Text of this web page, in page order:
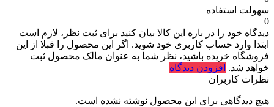
سهولت استفاده
0
دیدگاه خود را در باره این کالا بیان کنید برای ثبت نظر، لازم است
ابتدا وارد حساب کاربری خود شوید. اگر این محصول را قبلا از این
فروشگاه خریده باشید، نظر شما به عنوان مالک محصول ثبت
خواهد شد. افزودن دیدگاه
نظرات کاربران
هیچ دیدگاهی برای این محصول نوشته نشده است.